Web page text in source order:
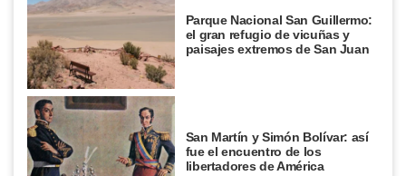
Parque Nacional San Guillermo:
el gran refugio de vicuñas y
paisajes extremos de San Juan
San Martín y Simón Bolívar: así
fue el encuentro de los
libertadores de América